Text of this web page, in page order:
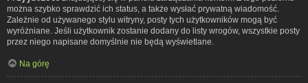
można szybko sprawdzić ich status, a także wysłać prywatną wiadomość.
Zależnie od używanego stylu witryny, posty tych użytkowników mogą być
wyróżniane. Jeśli użytkownik zostanie dodany do listy wrogów, wszystkie posty
przez niego napisane domyślnie nie będą wyświetlane.
Na górę